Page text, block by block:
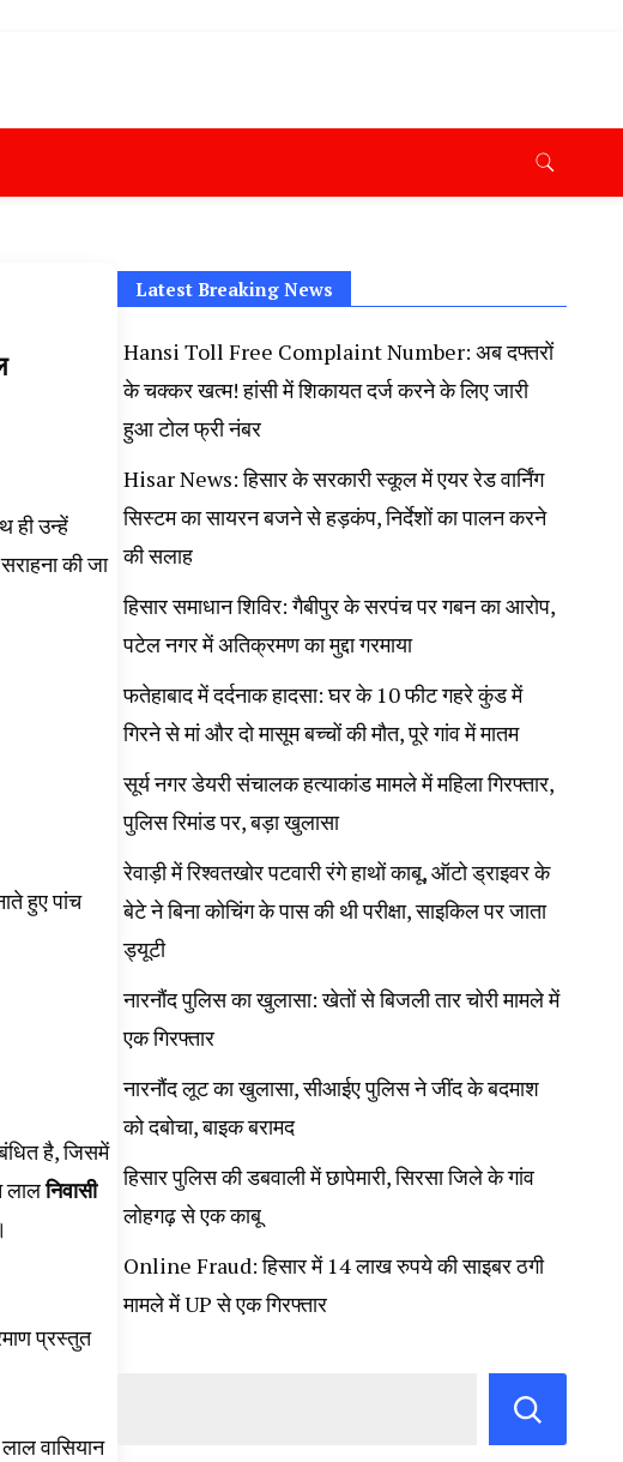
ki Taaja Khabar, Haryana Crime News Today, Weather
Haryana Porotet Update, Haryana Police Fir, Haryana
News,
ही उन्हें
की जा
हुए पांच
है, जिसमें
लालनिवासी
प्रस्तुत
वासियान
Latest Breaking News
Hansi Toll Free Complaint Number: अब दफ्तरों
के चक्कर खत्म! हांसी में शिकायत दर्ज करने के लिए जारी
हुआ टोल फ्री नंबर
Hisar News: हिसार के सरकारी स्कूल में एयर रेड वार्निंग
सिस्टम का सायरन बजने से हड़कंप, निर्देशों का पालन करने
की सलाह
हिसार समाधान शिविर: गैबीपुर के सरपंच पर गबन का आरोप,
पटेल नगर में अतिक्रमण का मुद्दा गरमाया
फतेहाबाद में दर्दनाक हादसा: घर के 10 फीट गहरे कुंड में
गिरने से मां और दो मासूम बच्चों की मौत, पूरे गांव में मातम
सूर्य नगर डेयरी संचालक हत्याकांड मामले में महिला गिरफ्तार,
पुलिस रिमांड पर, बड़ा खुलासा
रेवाड़ी में रिश्वतखोर पटवारी रंगे हाथों काबू, ऑटो ड्राइवर के
बेटे ने बिना कोचिंग के पास की थी परीक्षा, साइकिल पर जाता
ड्यूटी
नारनौंद पुलिस का खुलासा: खेतों से बिजली तार चोरी मामले में
एक गिरफ्तार
नारनौंद लूट का खुलासा, सीआईए पुलिस ने जींद के बदमाश
को दबोचा, बाइक बरामद
हिसार पुलिस की डबवाली में छापेमारी, सिरसा जिले के गांव
लोहगढ़ से एक काबू
Online Fraud: हिसार में 14 लाख रुपये की साइबर ठगी
मामले में UP से एक गिरफ्तार